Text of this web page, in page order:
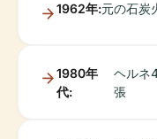
1962年:元の石炭
1980年
代:
ヘルネ
張